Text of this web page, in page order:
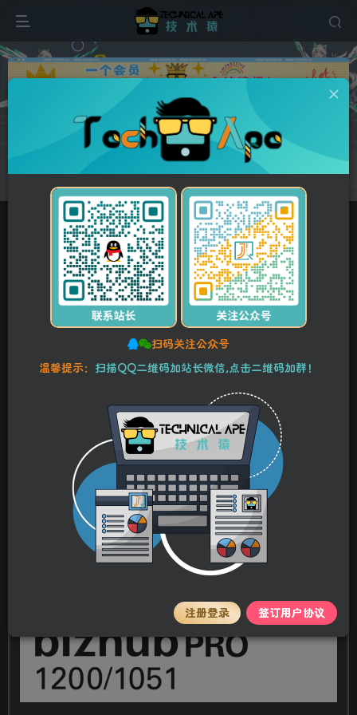
广告
维修资料 柯尼卡美能达 正文
此内容为付费资源，请付费后查看
Y币5 Y币10
【VIP】普通会员 Y币3 【SVIP】至尊会员
立即购买
您当前未登录！建议登录后购买，可保存购买订单。
柯尼卡美能达 柯美 bizhub PRO 1200 1051 复
印机现场维修手册+操作原理手册
1年前更新
关注
0
扫码关注公众号
温馨提示： 扫描QQ二维码加站长微信,点击二维码加群！
注册登录 签订用户协议